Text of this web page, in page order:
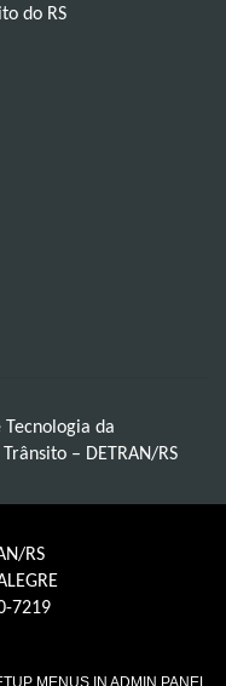
do RS
da
– DETRAN/RS
RS
7219